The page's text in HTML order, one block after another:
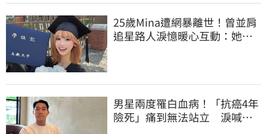
25歲Mina遭網暴離世！曾並肩
追星路人淚憶暖心互動：她真
男星兩度罹白血病！「抗癌4年
險死」痛到無法站立 淚喊：